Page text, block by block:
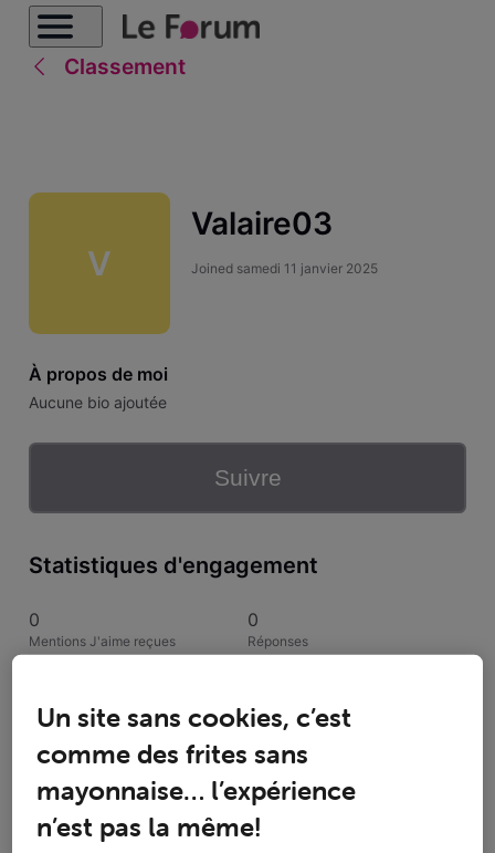
Classement
V
Valaire03
Joined samedi 11 janvier 2025
À propos de moi
Aucune bio ajoutée
Suivre
Statistiques d'engagement
0
Mentions J'aime reçues
0
Réponses
Conversations suivies Publications
Solutions acceptées
Un site sans cookies, c’est
comme des frites sans
mayonnaise… l’expérience
n’est pas la même!